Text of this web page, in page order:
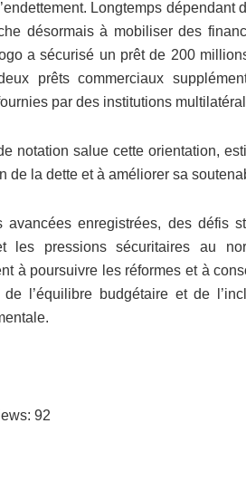
Longtemps
désormais à mobiliser des
a sécurisé un prêt de 200
prêts commerciaux
par des institutions
notation salue cette orientation,
de la dette et à améliorer sa
avancées enregistrées, des défis
les pressions sécuritaires au
à poursuivre les réformes et à
de l’équilibre budgétaire et de
92